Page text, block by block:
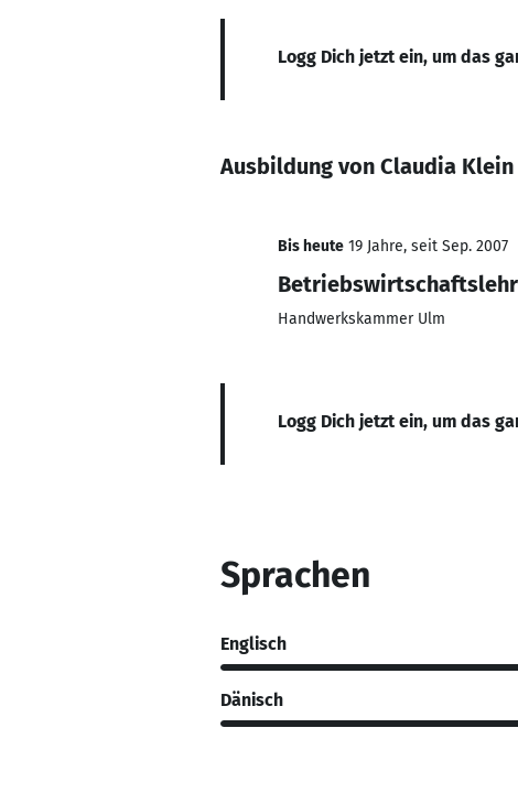
Logg Dich jetzt ein, um das
Ausbildung von Claudia Klein
Bis heute 19 Jahre, seit Sep. 2007
Handwerkskammer Ulm
Logg Dich jetzt ein, um das
Sprachen
Englisch
Dänisch